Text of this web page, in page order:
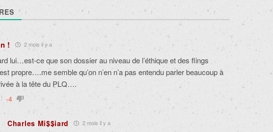
! 2 mois il y a
lui…est-ce que son dossier au niveau de l’éthique et des flings
propre….me semble qu’on n’en n’a pas entendu parler beaucoup à
à la tête du PLQ….
-4
Charles Mi$$iard 2 mois il y a